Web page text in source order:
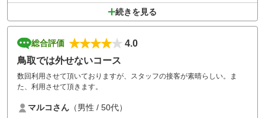
続きを見る
総合評価
4.0
鳥取では外せないコース
数回利用させて頂いておりますが、スタッフの接客が素晴らしい。ま
た、利用させて頂きます。
マルコさん （男性 / 50代）